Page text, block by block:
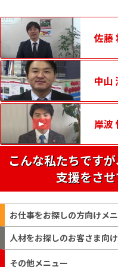
佐藤
中山
岸波
こんな私たちです
支援をさ
お仕事をお探しの方向けメ
人材をお探しのお客さま向
その他メニュー